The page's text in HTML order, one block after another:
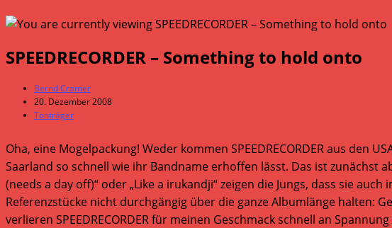
SPEEDRECORDER – Something to hold onto
Beitrags-
Autor:
Bernd Cramer
Beitrag
veröffentlicht:
20. Dezember 2008
Beitrags-
Tonträger
Oha, eine Mogelpackung! Weder kommen SPEEDRECORDER aus den
Saarland so schnell wie ihr Bandname erhoffen lässt. Das ist zunächst
(needs a day off)“ oder „Like a irukandji“ zeigen die Jungs, dass sie
Referenzstücke nicht durchgängig über die ganze Albumlänge halten:
verlieren SPEEDRECORDER für meinen Geschmack schnell an